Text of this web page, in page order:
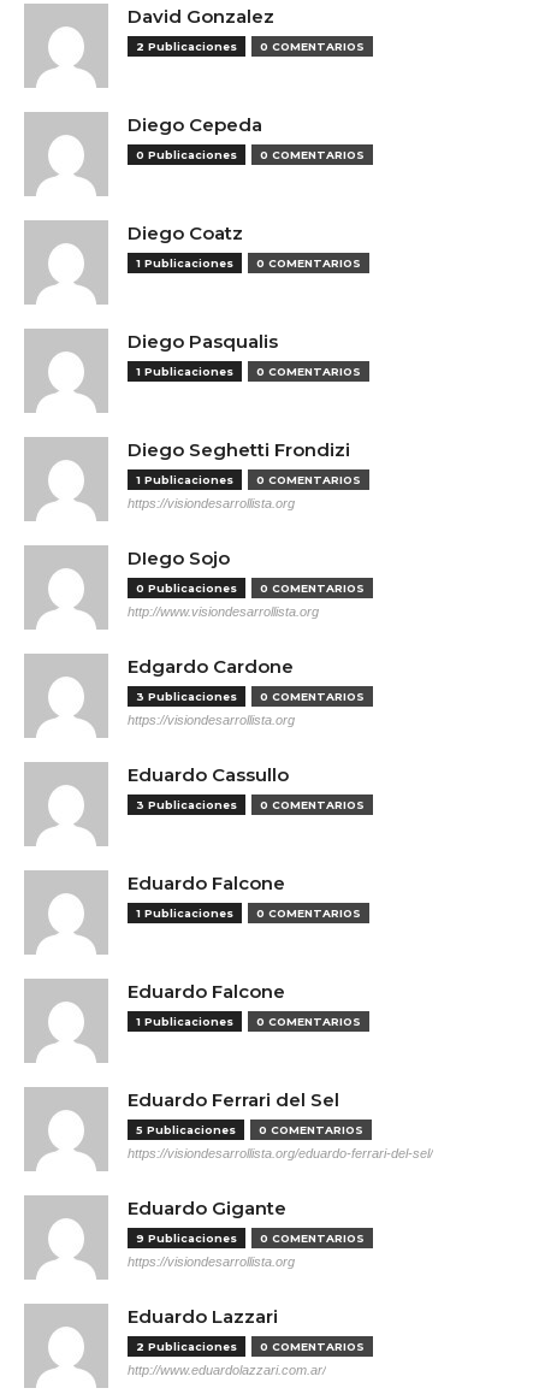
David Gonzalez
2 Publicaciones 0 COMENTARIOS
Diego Cepeda
0 Publicaciones 0 COMENTARIOS
Diego Coatz
1 Publicaciones 0 COMENTARIOS
Diego Pasqualis
1 Publicaciones 0 COMENTARIOS
Diego Seghetti Frondizi
1 Publicaciones 0 COMENTARIOS
https://visiondesarrollista.org
DIego Sojo
0 Publicaciones 0 COMENTARIOS
http://www.visiondesarrollista.org
Edgardo Cardone
3 Publicaciones 0 COMENTARIOS
https://visiondesarrollista.org
Eduardo Cassullo
3 Publicaciones 0 COMENTARIOS
Eduardo Falcone
1 Publicaciones 0 COMENTARIOS
Eduardo Falcone
1 Publicaciones 0 COMENTARIOS
Eduardo Ferrari del Sel
5 Publicaciones 0 COMENTARIOS
https://visiondesarrollista.org/eduardo-ferrari-del-sel/
Eduardo Gigante
9 Publicaciones 0 COMENTARIOS
https://visiondesarrollista.org
Eduardo Lazzari
2 Publicaciones 0 COMENTARIOS
http://www.eduardolazzari.com.ar/